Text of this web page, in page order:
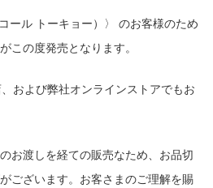
ール トーキョー）〉 のお客様のため
この度発売となります。
および弊社オンラインストアでもお
お渡しを経ての販売なため、お品切
ございます。お客さまのご理解を賜